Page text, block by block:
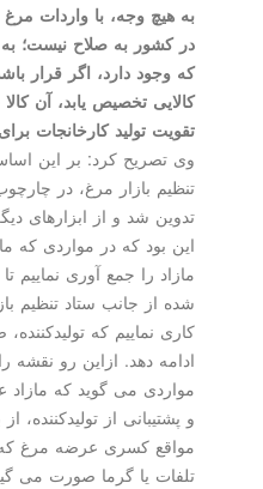
به هیچ وجه، با واردات مرغ موافق
در كشور به صلاح نیست؛ به این
كه وجود دارد، اگر قرار باشد كه
كالایی تخصیص یابد، آن كالا حتما
تقویت تولید كارخانجات برای ما
وی تصریح كرد: بر این اساس،
تنظیم بازار مرغ، در چارچوب
تدوین شد و از ابزارهای دیگر
این بود كه در مواردی كه مازاد
مازاد را جمع آوری نماییم تا قیمت
شده از جانب ستاد تنظیم بازار پایین
كاری نماییم كه تولیدكننده، ضرر
ادامه دهد. ازاین رو نقشه راه تنظیم
مواردی می گوید كه مازاد عرضه
و پشتیبانی از تولیدكننده، از بازار
مواقع كسری عرضه مرغ كه به
تلفات یا گرما صورت می گیرد یا